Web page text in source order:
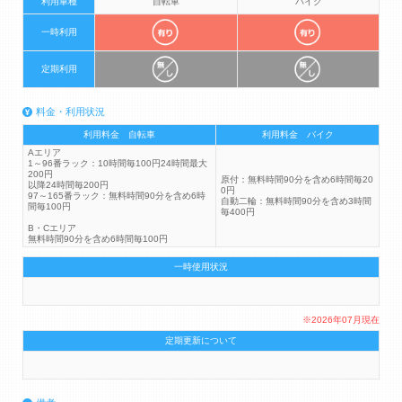
一時利用
定期利用
料金・利用状況
利用料金 自転車
利用料金 バイク
Aエリア
1～96番ラック：10時間毎100円24時間最大
200円
以降24時間毎200円
97～165番ラック：無料時間90分を含め6時
間毎100円
B・Cエリア
無料時間90分を含め6時間毎100円
原付：無料時間90分を含め6時間毎20
0円
自動二輪：無料時間90分を含め3時間
毎400円
一時使用状況
※2026年07月現在
定期更新について